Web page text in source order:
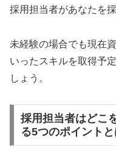
採用担当者があなたを
未経験の場合でも現在
いったスキルを取得予
しょう。
採用担当者はどこ
る5つのポイントと